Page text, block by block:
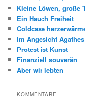
Kleine Löwen, große
Ein Hauch Freiheit
Coldcase
Im Angesicht Agathes
Protest ist Kunst
Finanziell souverän
Aber wir lebten
KOMMENTARE